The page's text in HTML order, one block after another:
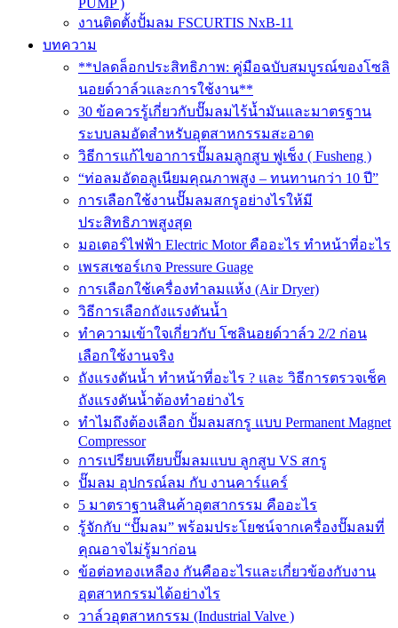
PUMP )
งานติดตั้งปั้มลม FSCURTIS NxB-11
บทความ
**ปลดล็อกประสิทธิภาพ: คู่มือฉบับสมบูรณ์ของโซลิ
นอยด์วาล์วและการใช้งาน**
30 ข้อควรรู้เกี่ยวกับปั๊มลมไร้น้ำมันและมาตรฐาน
ระบบลมอัดสำหรับอุตสาหกรรมสะอาด
วิธีการแก้ไขอาการปั๊มลมลูกสูบ ฟูเช็ง ( Fusheng )
“ท่อลมอัดอลูเนียมคุณภาพสูง – ทนทานกว่า 10 ปี”
การเลือกใช้งานปั๊มลมสกรูอย่างไรให้มี
ประสิทธิภาพสูงสุด
มอเตอร์ไฟฟ้า Electric Motor คืออะไร ทำหน้าที่อะไร
เพรสเชอร์เกจ Pressure Guage
การเลือกใช้เครื่องทำลมแห้ง (Air Dryer)
วิธีการเลือกถังแรงดันน้ำ
ทำความเข้าใจเกี่ยวกับ โซลินอยด์วาล์ว 2/2 ก่อน
เลือกใช้งานจริง
ถังแรงดันน้ำ ทำหน้าที่อะไร ? และ วิธีการตรวจเช็ค
ถังแรงดันน้ำต้องทำอย่างไร
ทำไมถึงต้องเลือก ปั้มลมสกรู แบบ Permanent Magnet
Compressor
การเปรียบเทียบปั๊มลมแบบ ลูกสูบ VS สกรู
ปั๊มลม อุปกรณ์ลม กับ งานคาร์แคร์
5 มาตราฐานสินค้าอุตสากรรม คืออะไร
รู้จักกับ “ปั๊มลม” พร้อมประโยชน์จากเครื่องปั๊มลมที่
คุณอาจไม่รู้มาก่อน
ข้อต่อทองเหลือง กันคืออะไรและเกี่ยวข้องกับงาน
อุตสาหกรรมได้อย่างไร
วาล์วอุตสาหกรรม (Industrial Valve )